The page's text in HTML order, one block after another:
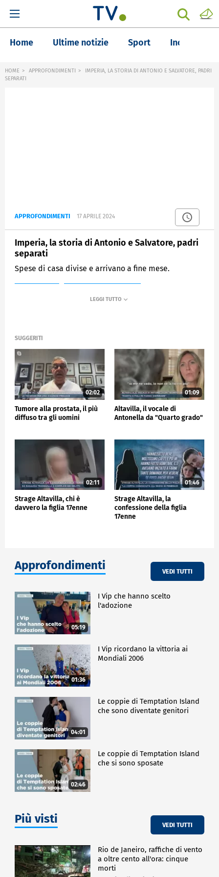
Home Ultime notizie Sport Inchieste
HOME APPROFONDIMENTI
IMPERIA, LA STORIA DI ANTONIO E SALVATORE, PADRI
SEPARATI
APPROFONDIMENTI 17 APRILE 2024
Imperia, la storia di Antonio e Salvatore, padri
separati
Spese di casa divise e arrivano a fine mese.
SUGGERITI
02:02
Tumore alla prostata, il più
diffuso tra gli uomini
01:09
Altavilla, il vocale di
Antonella da "Quarto grado"
02:11
Strage Altavilla, chi è
davvero la figlia 17enne
01:46
Strage Altavilla, la
confessione della figlia
17enne
Approfondimenti VEDI TUTTI
05:19
I Vip che hanno scelto
l'adozione
01:36
I Vip ricordano la vittoria ai
Mondiali 2006
04:01
Le coppie di Temptation Island
che sono diventate genitori
02:46
Le coppie di Temptation Island
che si sono sposate
Più visti VEDI TUTTI
Rio de Janeiro, raffiche di vento
a oltre cento all'ora: cinque
morti